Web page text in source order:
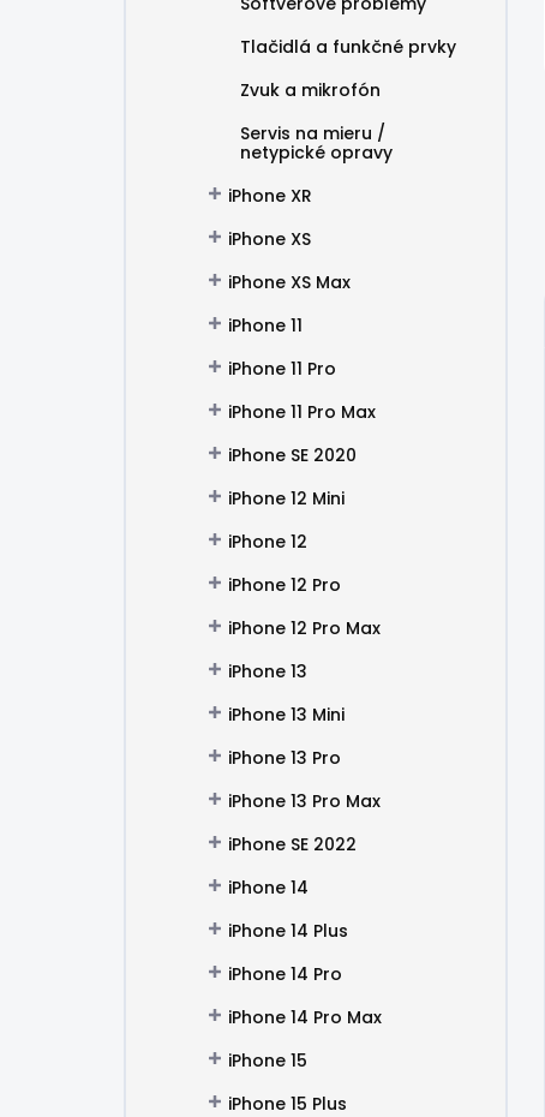
Tlačidlá a funkčné prvky
Zvuk a mikrofón
Servis na mieru /
netypické opravy
iPhone XR
iPhone XS
iPhone XS Max
iPhone 11
iPhone 11 Pro
iPhone 11 Pro Max
iPhone SE 2020
iPhone 12 Mini
iPhone 12
iPhone 12 Pro
iPhone 12 Pro Max
iPhone 13
iPhone 13 Mini
iPhone 13 Pro
iPhone 13 Pro Max
iPhone SE 2022
iPhone 14
iPhone 14 Plus
iPhone 14 Pro
iPhone 14 Pro Max
iPhone 15
iPhone 15 Plus